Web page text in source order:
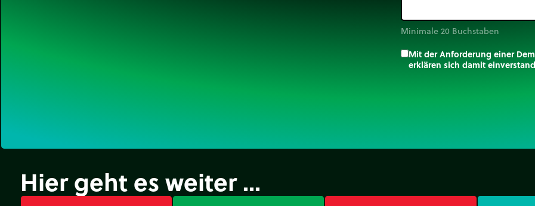
Minimale 20 Buchstaben
Mit der Anforderung einer
erklären sich damit
Hier geht es weiter ...